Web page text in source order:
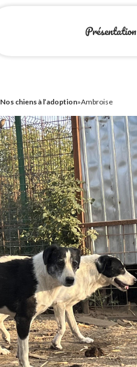
Présentation
Nos chiens à l’adoption»Ambroise